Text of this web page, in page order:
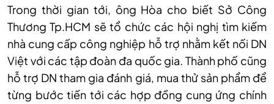
Trong thời gian tới, ông Hòa cho biết Sở Công
Thương Tp.HCM sẽ tổ chức các hội nghị tìm kiếm
nhà cung cấp công nghiệp hỗ trợ nhằm kết nối DN
Việt với các tập đoàn đa quốc gia. Thành phố cũng
hỗ trợ DN tham gia đánh giá, mua thử sản phẩm để
từng bước tiến tới các hợp đồng cung ứng chính